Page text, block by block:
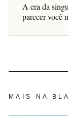
A era da
parecer você
MAIS NA